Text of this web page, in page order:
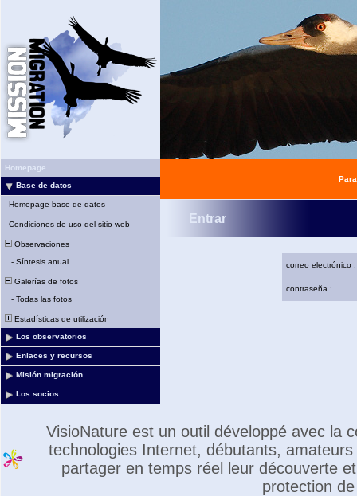
Homepage
Base de datos
- Homepage base de datos
- Condiciones de uso del sitio web
Observaciones
- Síntesis anual
Galerías de fotos
- Todas las fotos
Estadísticas de utilización
Los observatorios
Enlaces y recursos
Misión migración
Los socios
Entrar
correo electrónico :
contraseña :
VisioNature est un outil développé avec la
technologies Internet, débutants,
partager en temps réel leur découverte
protection